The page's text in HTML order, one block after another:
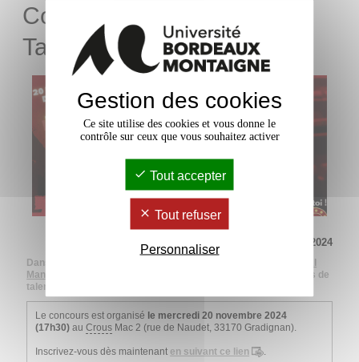
Concours : "The Greatest
Talent Show"
Mis à jour le 24 octobre 2024
Dans le cadre de leur formation, les étudiant·es du master 2
LAI
Management de Projets Évènementiels
organisent un concours de
talents intitulé "The Greatest Talent Show".
Le concours est organisé le mercredi 20 novembre 2024
(17h30)auCrous Mac 2 (rue de Naudet, 33170 Gradignan).
Inscrivez-vous dès maintenant en suivant ce lien
Gestion des cookies
Ce site utilise des cookies et vous donne le
contrôle sur ceux que vous souhaitez activer
Tout accepter
Tout refuser
Personnaliser